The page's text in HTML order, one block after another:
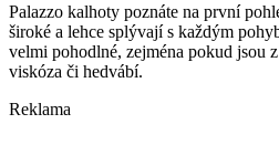
Palazzo kalhoty poznáte na první
široké a lehce splývají s každým
velmi pohodlné, zejména pokud jsou
viskóza či hedvábí.
Reklama